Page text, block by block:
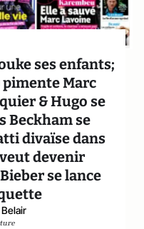
ses enfants;
Marc
& Hugo se
Beckham se
divaïse dans
devenir
se lance